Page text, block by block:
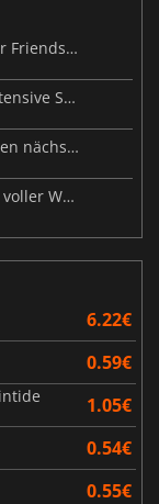
6 großartige Koop-Shooter im Fight 4 Your Friends Bundle
Darktide Beyond the Hive bringt neue, intensive Survival-Action
Holt euch Warhammer: Vermintide 2 in den nächsten Tagen kostenlos
Humble Bundle bringt riesige Sammlung voller Warhammer-Games
6.22€
0.59€
1.05€
0.54€
0.55€